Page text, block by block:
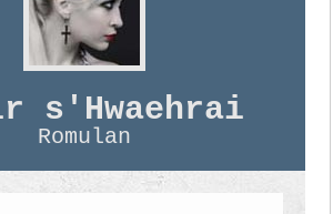
s'Hwaehrai
Romulan